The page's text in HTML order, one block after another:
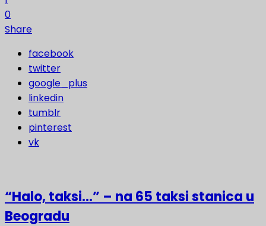
0
Share
facebook
twitter
google_plus
linkedin
tumblr
pinterest
vk
“Halo, taksi…” – na 65 taksi stanica u
Beogradu